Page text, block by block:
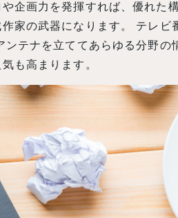
企画力を発揮すれば、優れた
家の武器になります。 テレ
テナを立ててあらゆる分野の
も高まります。